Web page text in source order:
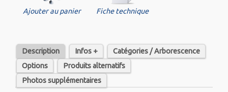
Ajouter au panier Fiche technique
Description Infos +
Catégories / Arborescence
Options
Produits alternatifs
Photos supplémentaires